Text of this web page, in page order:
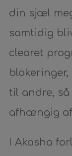
din sjæl
samtidig
clearet
til andre,
afhængig
I Akasha